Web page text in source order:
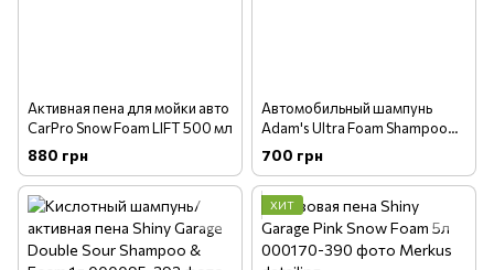
Активная пена для мойки авто
CarPro Snow Foam LIFT 500 мл
880 грн
Автомобильный шампунь
Adam's Ultra Foam Shampoo
473 мл
700 грн
ХИТ